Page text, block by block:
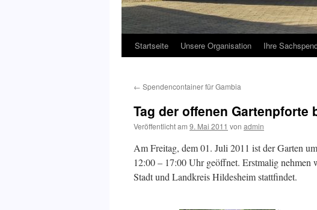
Startseite Unsere Organisation Ihre
← Spendencontainer für Gambia
Tag der offenen Gartenpforte
Veröffentlicht am 9. Mai 2011 von admin
Am Freitag, dem 01. Juli 2011 ist der Garten
12:00 – 17:00 Uhr geöffnet. Erstmalig
Stadt und Landkreis Hildesheim stattfindet.